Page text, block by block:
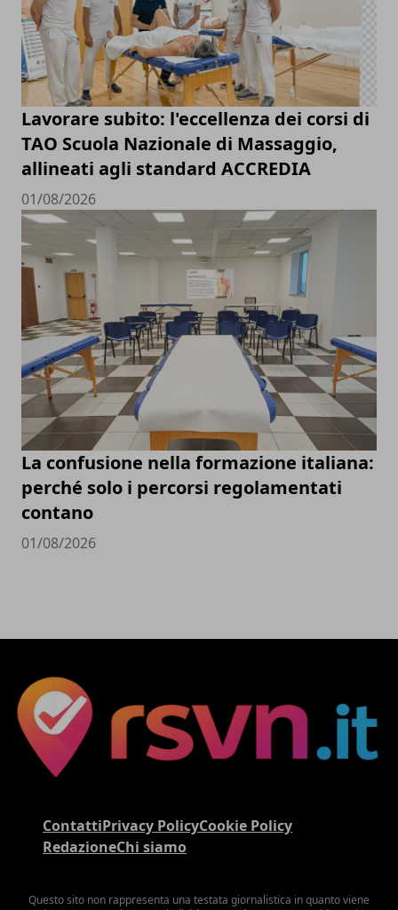
Lavorare subito: l'eccellenza dei corsi di
TAO Scuola Nazionale di Massaggio,
allineati agli standard ACCREDIA
01/08/2026
La confusione nella formazione italiana:
perché solo i percorsi regolamentati
contano
01/08/2026
ContattiPrivacy PolicyCookie Policy
RedazioneChi siamo
Questo sito non rappresenta una testata giornalistica in quanto viene